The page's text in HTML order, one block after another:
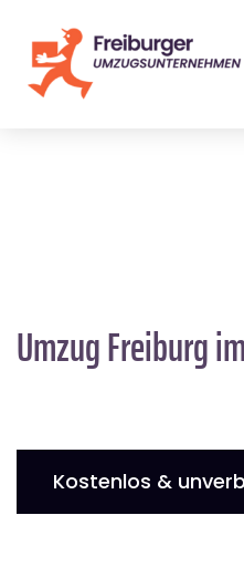
Umzug Freiburg
Kostenlos &